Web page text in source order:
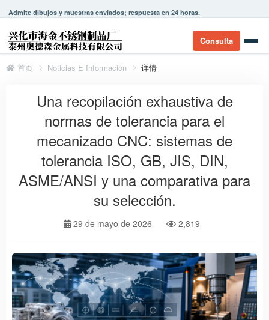
Admite dibujos y muestras enviados; respuesta en 24 horas.
Consulta
首页 Noticias E Información 详情
Una recopilación exhaustiva de
normas de tolerancia para el
mecanizado CNC: sistemas de
tolerancia ISO, GB, JIS, DIN,
ASME/ANSI y una comparativa para
su selección.
29 de mayo de 2026 2,819